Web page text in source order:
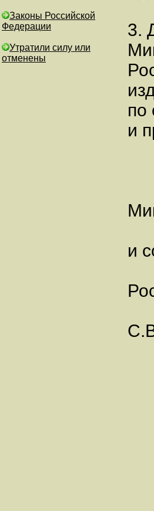
Законы Российской
Федерации
Утратили силу или
отменены
3.
по
и
и